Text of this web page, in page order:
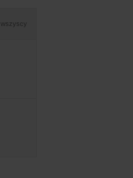
wszyscy